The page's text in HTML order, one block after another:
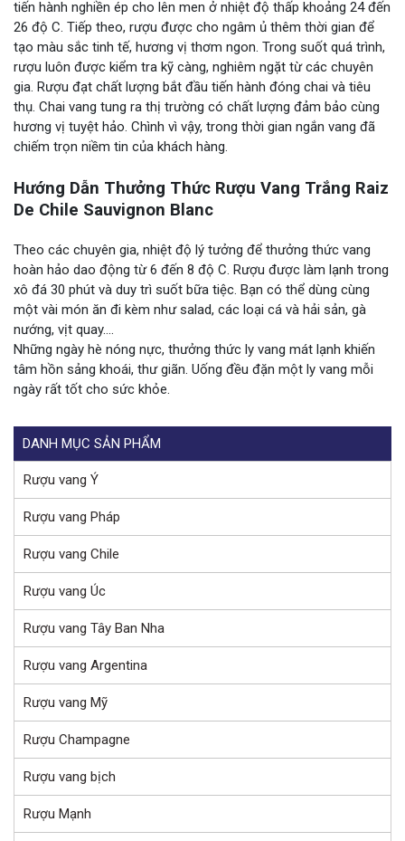
tiến hành nghiền ép cho lên men ở nhiệt độ thấp khoảng 24 đến
26 độ C. Tiếp theo, rượu được cho ngâm ủ thêm thời gian để
tạo màu sắc tinh tế, hương vị thơm ngon. Trong suốt quá trình,
rượu luôn được kiểm tra kỹ càng, nghiêm ngặt từ các chuyên
gia. Rượu đạt chất lượng bắt đầu tiến hành đóng chai và tiêu
thụ. Chai vang tung ra thị trường có chất lượng đảm bảo cùng
hương vị tuyệt hảo. Chình vì vậy, trong thời gian ngắn vang đã
chiếm trọn niềm tin của khách hàng.
Hướng Dẫn Thưởng Thức Rượu Vang Trắng Raiz
De Chile Sauvignon Blanc
Theo các chuyên gia, nhiệt độ lý tưởng để thưởng thức vang
hoàn hảo dao động từ 6 đến 8 độ C. Rượu được làm lạnh trong
xô đá 30 phút và duy trì suốt bữa tiệc. Bạn có thể dùng cùng
một vài món ăn đi kèm như salad, các loại cá và hải sản, gà
nướng, vịt quay….
Những ngày hè nóng nực, thưởng thức ly vang mát lạnh khiến
tâm hồn sảng khoái, thư giãn. Uống đều đặn một ly vang mỗi
ngày rất tốt cho sức khỏe.
DANH MỤC SẢN PHẨM
Rượu vang Ý
Rượu vang Pháp
Rượu vang Chile
Rượu vang Úc
Rượu vang Tây Ban Nha
Rượu vang Argentina
Rượu vang Mỹ
Rượu Champagne
Rượu vang bịch
Rượu Mạnh